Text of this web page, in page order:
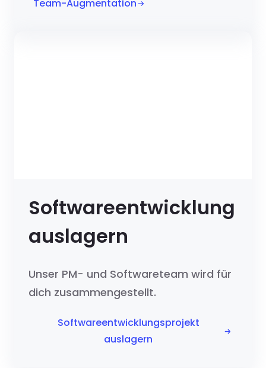
Team-Augmentation
Softwareentwicklung
auslagern
Unser PM- und Softwareteam wird für
dich zusammengestellt.
Softwareentwicklungsprojekt
auslagern